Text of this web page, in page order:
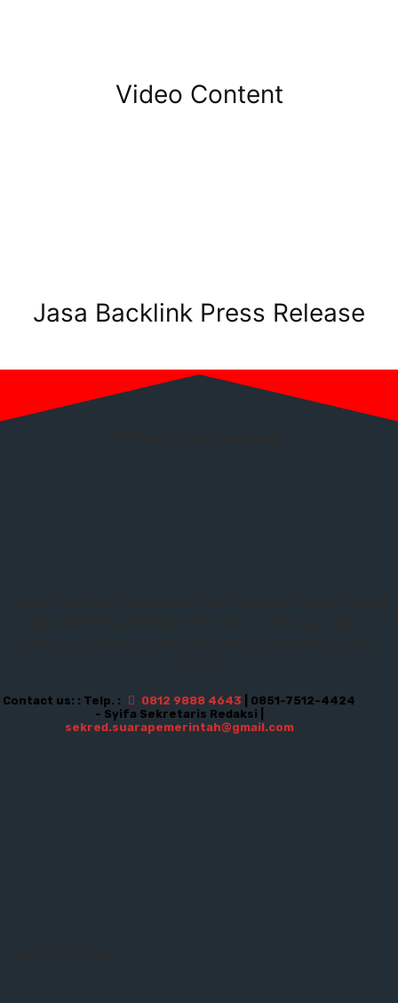
Video Content
Jasa Backlink Press Release
Contact us: : Telp. : 0812 9888 4643 | 0851-7512-4424
- Syifa Sekretaris Redaksi |
sekred.suarapemerintah@gmail.com